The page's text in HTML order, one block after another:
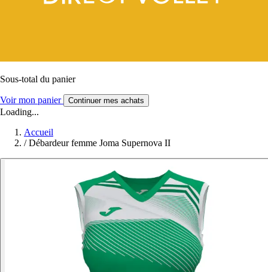
Sous-total du panier
Voir mon panier Continuer mes achats
Loading...
Accueil
/ Débardeur femme Joma Supernova II